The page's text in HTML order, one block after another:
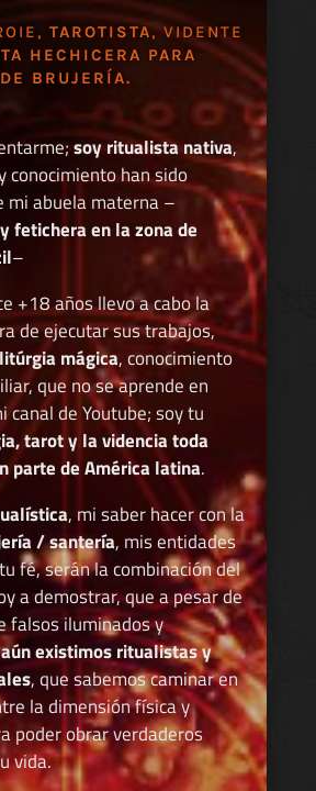
TAROTISTA, VIDENTE
HECHICERA PARA
BRUJERÍA.
soy ritualista nativa,
conocimiento han sido
mi abuela materna –
fetichera en la zona de
–
+18 años llevo a cabo la
de ejecutar sus trabajos,
litúrgia mágica, conocimiento
que no se aprende en
canal de Youtube; soy tu
tarot y la videncia toda
parte de América latina.
, mi saber hacer con la
/ santería, mis entidades
fé, serán la combinación del
a demostrar, que a pesar de
falsos iluminados y
aún existimos ritualistas y
, que sabemos caminar en
la dimensión física y
poder obrar verdaderos
vida.